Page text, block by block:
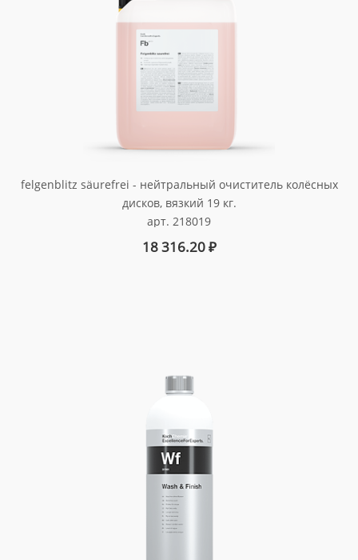
felgenblitz säurefrei - нейтральный очиститель колёсных
дисков, вязкий 19 кг.
арт. 218019
18 316.20₽